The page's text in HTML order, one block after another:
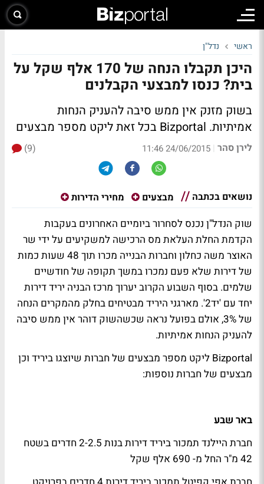
ראשי נדל"ן
היכן תקבלו הנחה של 170 אלף שקל על
בית? כנסו למבצעי הקבלנים
בשוק מזנק אין ממש סיבה להעניק הנחות
אמיתיות. Bizportal בכל זאת ליקט מספר מבצעים
לירן סהר |
24/06/2015 11:46
(9)
נושאים בכתבה מבצעים מחירי הדירות
שוק הנדל"ן נכנס לסחרור ביומיים האחרונים בעקבות
הקדמת החלת העלאת מס הרכישה למשקיעים על ידי שר
האוצר משה כחלון וחברות הבנייה מכרו תוך 48 שעות כמות
של דירות שלא פעם נמכרו במשך תקופה של חודשיים
שלמים. בסוף השבוע הקרוב יערוך מרכז הבניה יריד דירות
יחד עם 'יד2'. מארגני היריד מבטיחים בחלק מהמקרים הנחה
של 3%, אולם בפועל נראה שכשהשוק דוהר אין ממש סיבה
להעניק הנחות אמיתיות.
Bizportal ליקט מספר מבצעים של חברות שיוצגו ביריד וכן
מבצעים של חברות נוספות:
באר שבע
חברת היילנד תמכור ביריד דירות בנות 2-2.5 חדרים בשטח
42 מ"ר החל מ- 690 אלף שקל